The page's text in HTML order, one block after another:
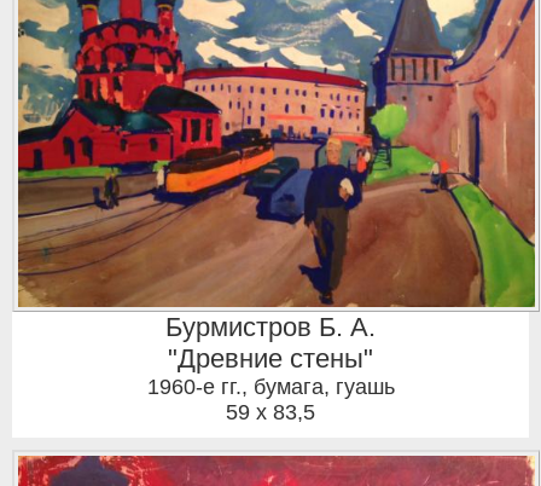
Бурмистров Б. А.
"Древние стены"
1960-е гг., бумага, гуашь
59 x 83,5